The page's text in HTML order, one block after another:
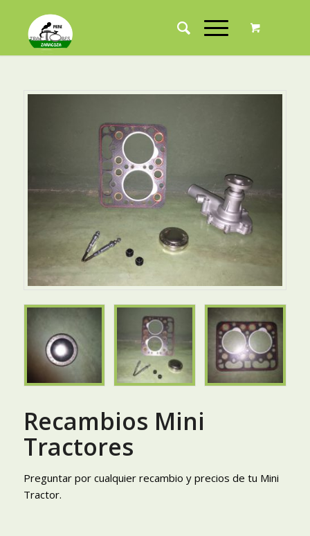
Recambios Mini
Tractores
Preguntar por cualquier recambio y precios de tu Mini
Tractor.